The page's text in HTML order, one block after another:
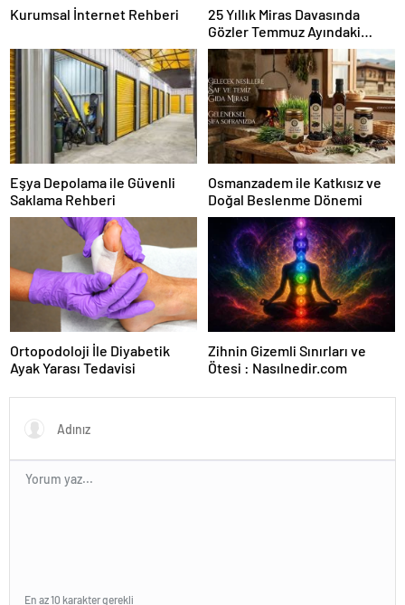
Kurumsal İnternet Rehberi
25 Yıllık Miras Davasında
Gözler Temmuz Ayındaki
Karar Duruşmasına Çevrildi
Eşya Depolama ile Güvenli
Saklama Rehberi
Osmanzadem ile Katkısız ve
Doğal Beslenme Dönemi
Ortopodoloji İle Diyabetik
Ayak Yarası Tedavisi
Zihnin Gizemli Sınırları ve
Ötesi : Nasılnedir.com
En az 10 karakter gerekli